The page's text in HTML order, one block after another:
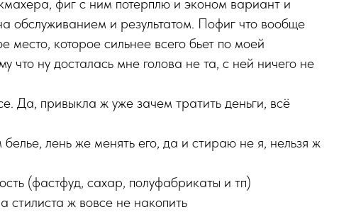
фиг с ним потерплю и эконом вариант и
обслуживанием и результатом. Пофиг что вообще
место, которое сильнее всего бьет по моей
что ну досталась мне голова не та, с ней ничего не
Да, привыкла ж уже зачем тратить деньги, всё
лень же менять его, да и стираю не я, нельзя ж
(фастфуд, сахар, полуфабрикаты и тп)
стилиста ж вовсе не накопить